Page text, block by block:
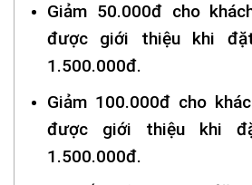
Giảm 50.000đ cho
được giới thiệu khi
1.500.000đ.
Giảm 100.000đ cho
được giới thiệu khi
1.500.000đ.